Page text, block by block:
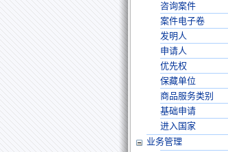
咨询案件
案件电子卷
发明人
申请人
优先权
保藏单位
商品服务类别
基础申请
进入国家
业务管理